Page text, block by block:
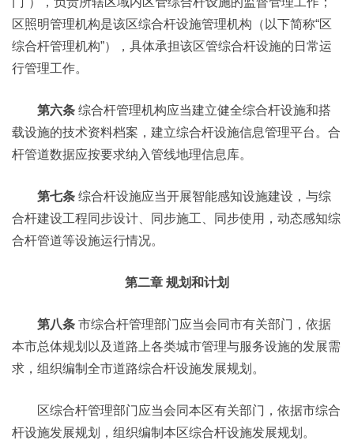
区照明管理机构是该区综合杆设施管理机构（以下简称“区
综合杆管理机构”），具体承担该区管综合杆设施的日常运
行管理工作。
第六条 综合杆管理机构应当建立健全综合杆设施和搭
载设施的技术资料档案，建立综合杆设施信息管理平台。合
杆管道数据应按要求纳入管线地理信息库。
第七条 综合杆设施应当开展智能感知设施建设，与综
合杆建设工程同步设计、同步施工、同步使用，动态感知综
合杆管道等设施运行情况。
第二章 规划和计划
第八条 市综合杆管理部门应当会同市有关部门，依据
本市总体规划以及道路上各类城市管理与服务设施的发展需
求，组织编制全市道路综合杆设施发展规划。
区综合杆管理部门应当会同本区有关部门，依据市综合
杆设施发展规划，组织编制本区综合杆设施发展规划。